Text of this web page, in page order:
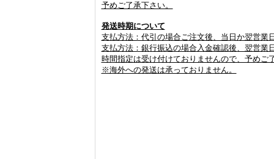
予めご了承下さい。
発送時期について
支払方法：代引の場合ご注文後、当日か翌営業
支払方法：銀行振込の場合入金確認後、翌営業
時間指定は受け付けておりませんので、予めご
※海外への発送は承っておりません。